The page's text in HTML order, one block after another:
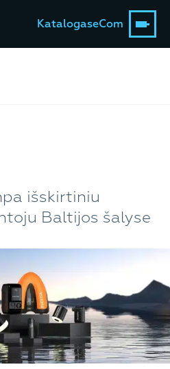
KatalogaseCom
išskirtiniu
Baltijos šalyse